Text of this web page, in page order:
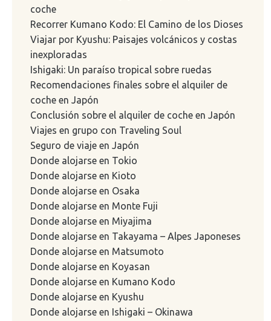
coche
Recorrer Kumano Kodo: El Camino de los Dioses
Viajar por Kyushu: Paisajes volcánicos y costas
inexploradas
Ishigaki: Un paraíso tropical sobre ruedas
Recomendaciones finales sobre el alquiler de
coche en Japón
Conclusión sobre el alquiler de coche en Japón
Viajes en grupo con Traveling Soul
Seguro de viaje en Japón
Donde alojarse en Tokio
Donde alojarse en Kioto
Donde alojarse en Osaka
Donde alojarse en Monte Fuji
Donde alojarse en Miyajima
Donde alojarse en Takayama – Alpes Japoneses
Donde alojarse en Matsumoto
Donde alojarse en Koyasan
Donde alojarse en Kumano Kodo
Donde alojarse en Kyushu
Donde alojarse en Ishigaki – Okinawa